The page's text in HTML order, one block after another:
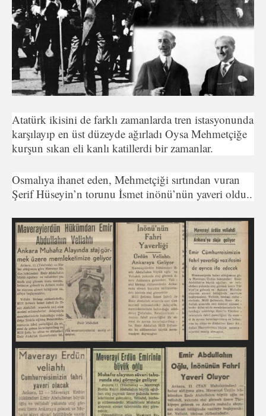
Atatürk ikisini de farklı zamanlarda tren istasyonunda
karşılayıp en üst düzeyde ağırladı Oysa Mehmetçiğe
kurşun sıkan eli kanlı katillerdi bir zamanlar.
Osmalıya ihanet eden, Mehmetçiği sırtından vuran
Şerif Hüseyin’n torunu İsmet inönü’nün yaveri oldu..